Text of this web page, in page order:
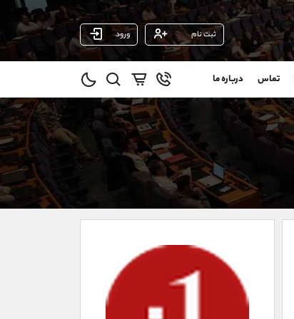
ثبت نام ورود
تماس درباره ما
(محسن یزدی)
09304891085
واتساپ شروع گفتگو
تلگرام @Armteam_admin_103
021-22021030
021-22021040
@alireza.mehrabii
@alirezamehrabi_com
@alirezamehrabi_official